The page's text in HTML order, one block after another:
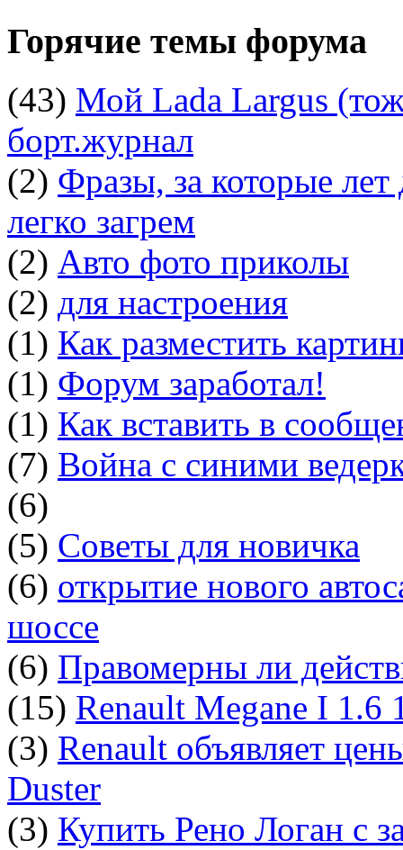
Горячие темы форума
(43) Мой Lada Largus
борт.журнал
(2) Фразы, за которые
легко загрем
(2) Авто фото приколы
(2) для настроения
(1) Как разместить
(1) Форум заработал!
(1) Как вставить в
(7) Война с синими
(6)
(5) Советы для новичка
(6) открытие нового
шоссе
(6) Правомерны ли
(15) Renault Megane I 1.6
(3) Renault объявляет
Duster
(3) Купить Рено Логан с